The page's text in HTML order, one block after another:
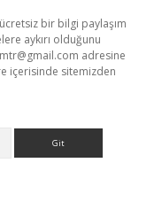
bir bilgi paylaşım
aykırı olduğunu
adresine
içerisinde sitemizden